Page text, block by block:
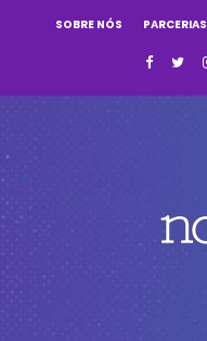
SOBRE NÓS PARCERIAS